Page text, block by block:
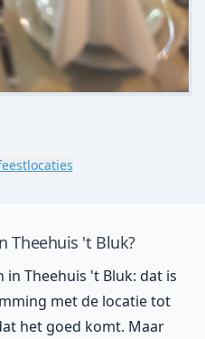
Theehuis 't Bluk?
in Theehuis 't Bluk: dat is
met de locatie tot
het goed komt. Maar